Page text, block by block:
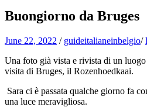
Buongiorno da Bruges
June 22, 2022 / guideitalianeinbelgio/
Una foto già vista e rivista di un
visita di Bruges, il Rozenhoedkaai.
Sara ci è passata qualche giorno fa
una luce meravigliosa.